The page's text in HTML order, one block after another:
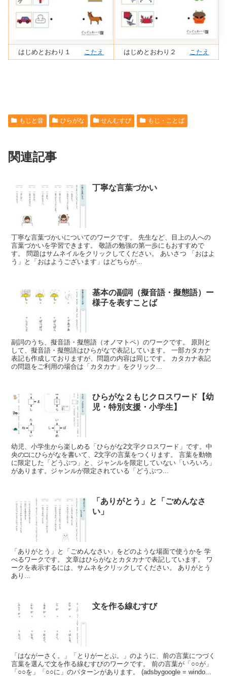
はじめとおわり１ こたえ はじめとおわり２ こたえ
もじと音 ひらがな せんむすび もじ・ことば
関連記事
丁寧な言葉づかい
丁寧な言葉づかいについてのワークです。 先生など、目上の人への
言葉づかいを学習できます。 敬語の勉強の第一歩にもおすすめで
す。 問題はサムネイルをクリックしてください。 あいさつ 「おはよ
う」と「おはようございます」はどちらが...
基本の副詞（擬音語・擬態語）ー
様子を表すことば
副詞のうち、擬音語・擬態語（オノマトペ）のワークです。 原則と
して、擬音語・擬態語はひらがなで表記しています。 一部カタカナ
表記も作成しておりますが、問題の内容は同じです。 カタカナ表記
の問題をご利用の場合は「カタカナ」をクリック...
ひらがな２もじクロスワード【幼
児・特別支援・小学生】
幼児、小学生から楽しめる「ひらがな2文字クロスワード」です。中
央の□にひらがなを書いて、2文字の言葉をつくります。 言葉を動物
に限定した「どうぶつ」と、ジャンルを限定していない「いろいろ」
があります。ジャンルが限定されている「どうぶつ...
「ありがとう」と「ごめんなさ
い」
「ありがとう」と「ごめんなさい」をどのような場面で使うかを 学
べるワークです。 文章はひらがなとカタカナで表記しています。 ワ
ークを表示するには、サムネをクリックしてください。 ありがとう
あり...
文を作る線むすび
「はながーさく。」「とりがーとぶ。」のように、前の言葉につづく
言葉を選んで文を作る線むすびのワークです。 前の言葉が「○○が」
「○○を」「○○に」のパターンがあります。 (adsbygoogle = windo...